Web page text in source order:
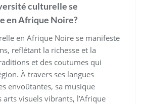
culturelle se
en Afrique Noire?
en Afrique Noire se manifeste
reflétant la richesse et la
et des coutumes qui
À travers ses langues
envoûtantes, sa musique
arts visuels vibrants, l’Afrique